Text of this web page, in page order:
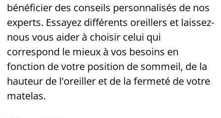
bénéficier des conseils personnalisés de nos
experts. Essayez différents oreillers et laissez-
nous vous aider à choisir celui qui
correspond le mieux à vos besoins en
fonction de votre position de sommeil, de la
hauteur de l'oreiller et de la fermeté de votre
matelas.